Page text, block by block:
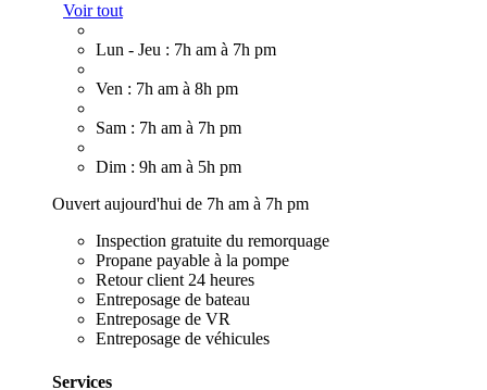
Voir tout
Lun - Jeu : 7h am à 7h pm
Ven : 7h am à 8h pm
Sam : 7h am à 7h pm
Dim : 9h am à 5h pm
Ouvert aujourd'hui de 7h am à 7h pm
Inspection gratuite du remorquage
Propane payable à la pompe
Retour client 24 heures
Entreposage de bateau
Entreposage de VR
Entreposage de véhicules
Services